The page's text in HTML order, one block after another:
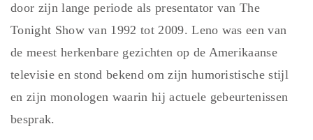
door zijn lange periode als presentator van The
Tonight Show van 1992 tot 2009. Leno was een van
de meest herkenbare gezichten op de Amerikaanse
televisie en stond bekend om zijn humoristische stijl
en zijn monologen waarin hij actuele gebeurtenissen
besprak.